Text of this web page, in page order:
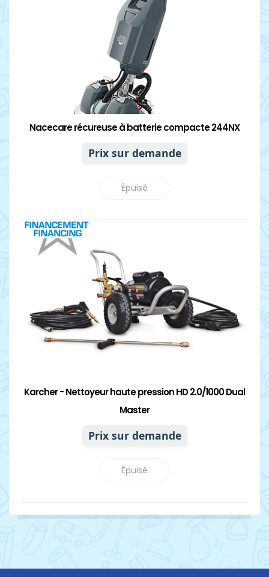
Nacecare récureuse à batterie compacte 244NX
Prix sur demande
Épuisé
Détails
Karcher - Nettoyeur haute pression HD 2.0/1000 Dual
Master
Prix sur demande
Épuisé